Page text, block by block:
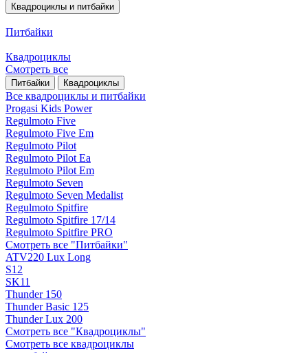
Квадроциклы и питбайки
Питбайки
Квадроциклы
Смотреть все
Питбайки Квадроциклы
Все квадроциклы и питбайки
Progasi Kids Power
Regulmoto Five
Regulmoto Five Em
Regulmoto Pilot
Regulmoto Pilot Ea
Regulmoto Pilot Em
Regulmoto Seven
Regulmoto Seven Medalist
Regulmoto Spitfire
Regulmoto Spitfire 17/14
Regulmoto Spitfire PRO
Смотреть все "Питбайки"
ATV220 Lux Long
S12
SK11
Thunder 150
Thunder Basic 125
Thunder Lux 200
Смотреть все "Квадроциклы"
Смотреть все квадроциклы